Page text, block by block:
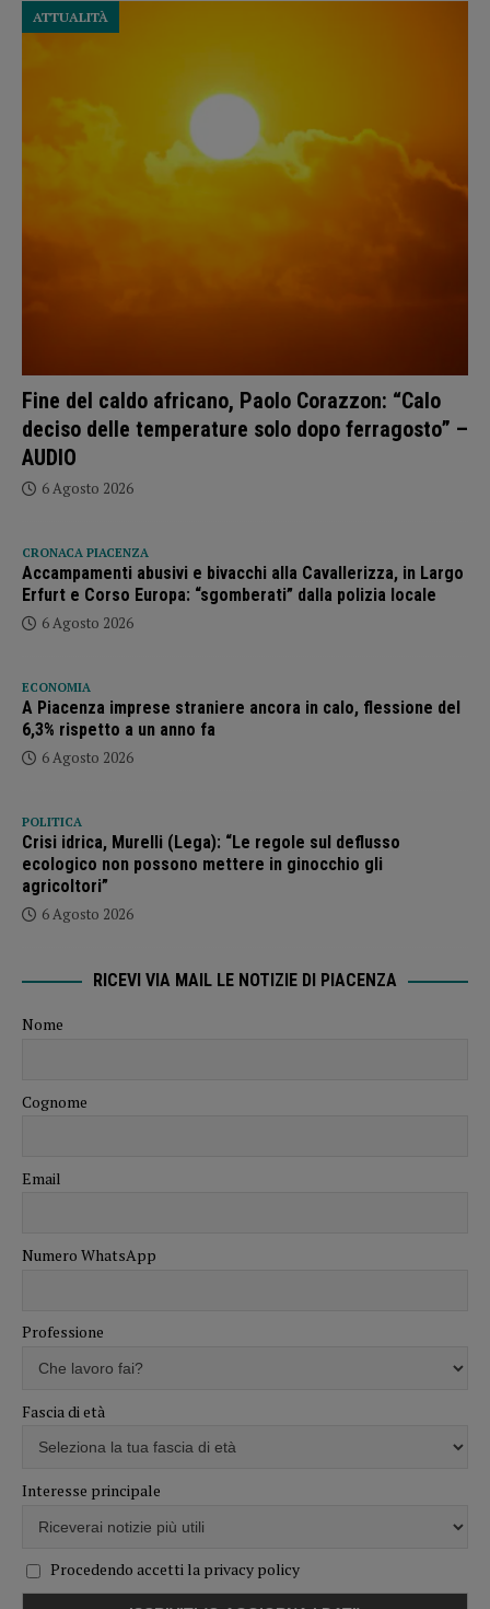
Fine del caldo africano, Paolo Corazzon: “Calo
deciso delle temperature solo dopo ferragosto” –
AUDIO
ATTUALITÀ
6 Agosto 2026
CRONACA PIACENZA
Accampamenti abusivi e bivacchi alla Cavallerizza, in Largo
Erfurt e Corso Europa: “sgomberati” dalla polizia locale
6 Agosto 2026
ECONOMIA
A Piacenza imprese straniere ancora in calo, flessione del
6,3% rispetto a un anno fa
6 Agosto 2026
POLITICA
Crisi idrica, Murelli (Lega): “Le regole sul deflusso
ecologico non possono mettere in ginocchio gli
agricoltori”
6 Agosto 2026
RICEVI VIA MAIL LE NOTIZIE DI PIACENZA
Nome
Cognome
Email
Numero WhatsApp
Professione
Fascia di età
Interesse principale
Procedendo accetti la privacy policy